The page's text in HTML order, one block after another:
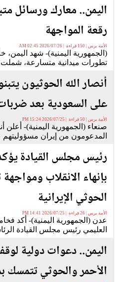
اليمن.. معارك ورسائل
رقعة المواجهة
الأمة برس | 150 قراءة | 2026/07/26 02:45 AM
(الجمهورية اليمنية)- شهد اليمن،
تطورات ميدانية متسارعة،
أنصار الله الحوثيون
على السعودية بعد
الأمة برس | 50 قراءة | 2026/07/25 15:24 PM
صنعاء (الجمهورية اليمنية)- أعلن
المدعومون من إيران
رئيس مجلس القيادة
بإنهاء الانقلاب
الحوثي الإيرانية
الأمة برس | 26 قراءة | 2026/07/25 14:41 PM
عدن (الجمهورية اليمنية)- أكد
العليمي رئيس مجلس القيادة
اليمن.. دعوات دولية
الأحمر والحوثي تتمسك